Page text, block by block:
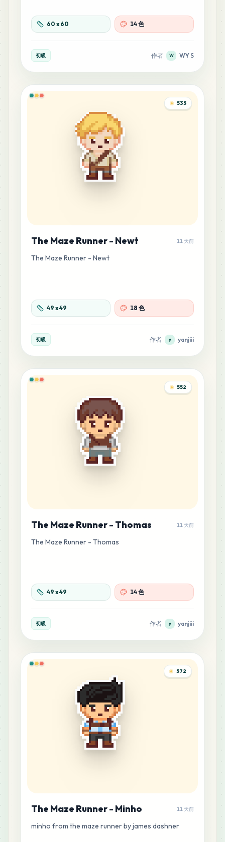
60 x60 14 色
初級 作者 W WY S
535
The Maze Runner - Newt 11 天前
The Maze Runner - Newt
49 x49 18 色
初級 作者 y yanjiii
552
The Maze Runner - Thomas 11 天前
The Maze Runner - Thomas
49 x49 14 色
初級 作者 y yanjiii
572
The Maze Runner - Minho 11 天前
minho from the maze runner by james dashner